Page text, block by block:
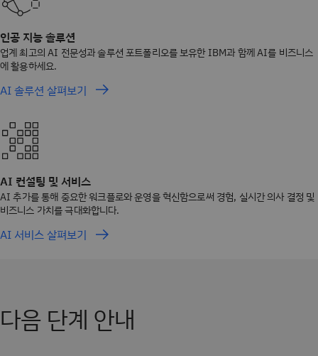
인공 지능 솔루션
업계 최고의 AI 전문성과 솔루션 포트폴리오를 보유한 IBM과 함께 AI를 비즈니스
에 활용하세요.
AI 솔루션 살펴보기
AI 컨설팅 및 서비스
AI 추가를 통해 중요한 워크플로와 운영을 혁신함으로써 경험, 실시간 의사 결정 및
비즈니스 가치를 극대화합니다.
AI 서비스 살펴보기
다음 단계 안내